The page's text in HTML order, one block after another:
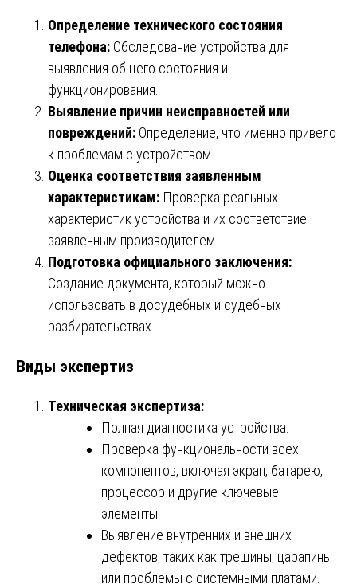
Определение технического состояния
телефона: Обследование устройства для
выявления общего состояния и
функционирования.
Выявление причин неисправностей или
повреждений: Определение, что именно привело
к проблемам с устройством.
Оценка соответствия заявленным
характеристикам: Проверка реальных
характеристик устройства и их соответствие
заявленным производителем.
Подготовка официального заключения:
Создание документа, который можно
использовать в досудебных и судебных
разбирательствах.
Виды экспертиз
Техническая экспертиза:
Полная диагностика устройства.
Проверка функциональности всех
компонентов, включая экран, батарею,
процессор и другие ключевые
элементы.
Выявление внутренних и внешних
дефектов, таких как трещины, царапины
или проблемы с системными платами.